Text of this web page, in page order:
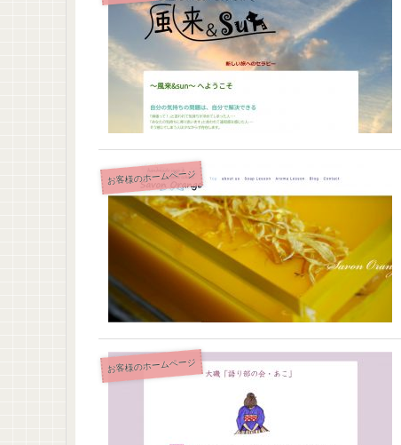
お客様のホームページ
お客様のホームページ